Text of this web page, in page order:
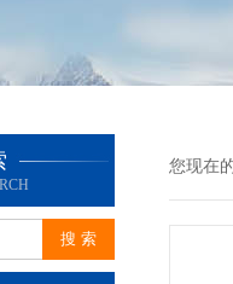
您现在